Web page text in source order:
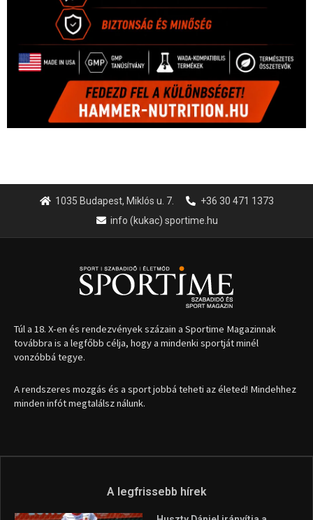
1035 Budapest, Miklós u. 7.
+36 30 471 1373
info (kukac) sportime.hu
Túl a 18. X-en és rendezvények százain a Sportime Magazinnak
továbbra is a legfőbb célja, hogy a mindenki sportját minél
vonzóbbá tegye.
A rendszeres mozgás és a sport jobbá teheti az életed! Mindehhez
minden infót megtalálsz nálunk.
A legfrissebb hírek